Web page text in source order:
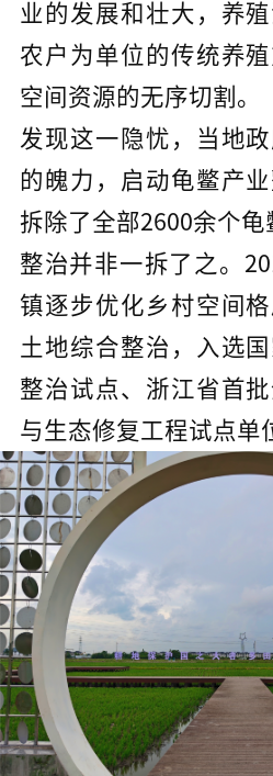
业的发展和壮大，养
农户为单位的传统养
空间资源的无序切割。
发现这一隐忧，当地
的魄力，启动龟鳖产
拆除了全部2600余个龟
整治并非一拆了之。
镇逐步优化乡村空间
土地综合整治，入选
整治试点、浙江省首
与生态修复工程试点单